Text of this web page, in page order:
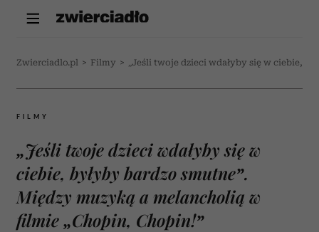
Zwierciadlo.pl > Filmy > „Jeśli twoje dzieci wdałyby się w ciebie,
FILMY
„Jeśli twoje dzieci wdałyby się w
ciebie, byłyby bardzo smutne”.
Między muzyką a melancholią w
filmie „Chopin, Chopin!”